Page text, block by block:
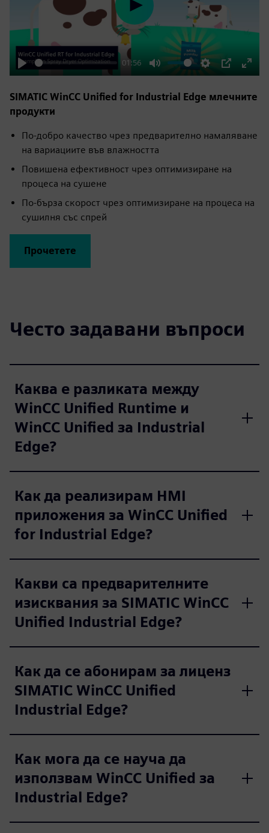
Play
01:56
Mute Settings
PIP
Enter
Play
SIMATIC WinCC Unified for Industrial Edge млечните
продукти
По-добро качество чрез предварително намаляване
на вариациите във влажността
Повишена ефективност чрез оптимизиране на
процеса на сушене
По-бърза скорост чрез оптимизиране на процеса на
сушилня със спрей
Прочетете
Често задавани въпроси
Каква е разликата между
WinCC Unified Runtime и
WinCC Unified за Industrial
Edge?
Как да реализирам HMI
приложения за WinCC Unified
for Industrial Edge?
Какви са предварителните
изисквания за SIMATIC WinCC
Unified Industrial Edge?
Как да се абонирам за лиценз
SIMATIC WinCC Unified
Industrial Edge?
Как мога да се науча да
използвам WinCC Unified за
Industrial Edge?